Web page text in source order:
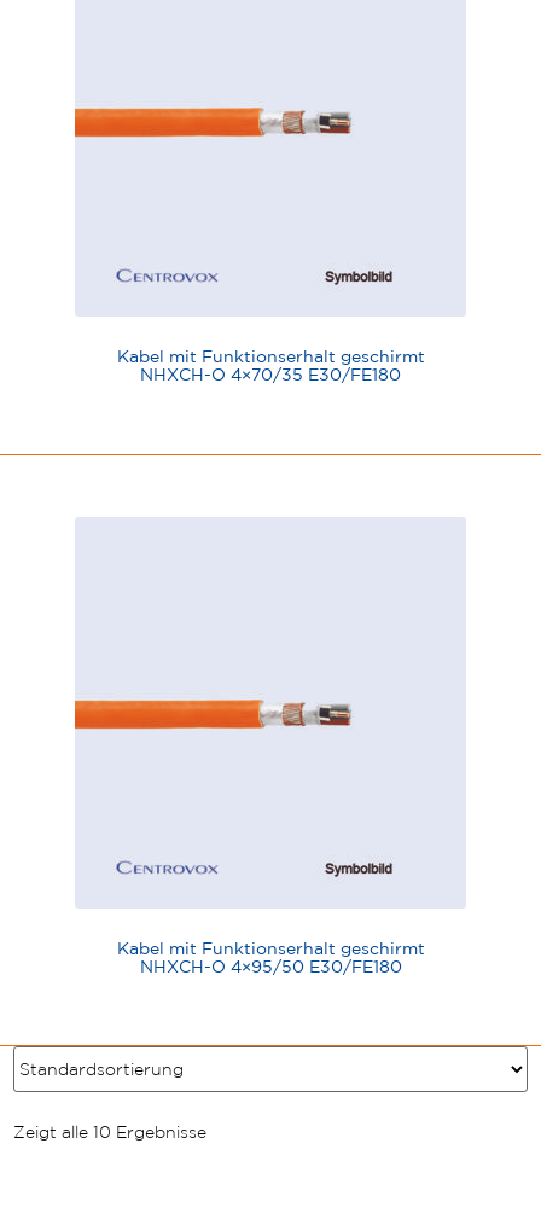
Kabel mit Funktionserhalt geschirmt
NHXCH-O 4×70/35 E30/FE180
Kabel mit Funktionserhalt geschirmt
NHXCH-O 4×95/50 E30/FE180
Zeigt alle 10 Ergebnisse